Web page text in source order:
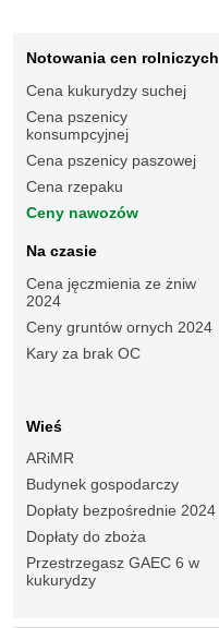
Notowania cen rolniczych
Cena kukurydzy suchej
Cena pszenicy
konsumpcyjnej
Cena pszenicy paszowej
Cena rzepaku
Ceny nawozów
Na czasie
Cena jęczmienia ze żniw
2024
Ceny gruntów ornych 2024
Kary za brak OC
Wieś
ARiMR
Budynek gospodarczy
Dopłaty bezpośrednie 2024
Dopłaty do zboża
Przestrzegasz GAEC 6 w
kukurydzy